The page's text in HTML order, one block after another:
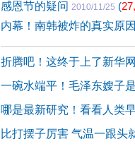
感恩节的疑问 2010/11/25 (
内幕！南韩被炸的真实原因
折腾吧！这终于上了新华
一碗水端平！毛泽东嫂子
哪是最新研究！看看人类
比打摆子厉害 气温一跟头